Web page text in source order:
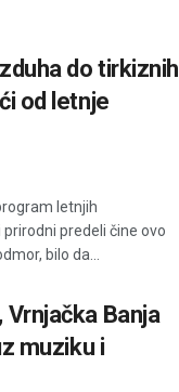
do tirkiznih
od letnje
letnjih
predeli čine ovo
bilo da...
Vrnjačka Banja
muziku i